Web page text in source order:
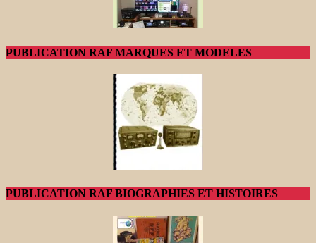
PUBLICATION RAF MARQUES ET MODELES
PUBLICATION RAF BIOGRAPHIES ET HISTOIRES